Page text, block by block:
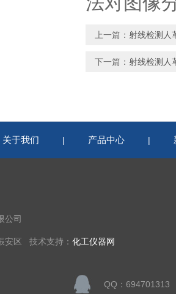
上一篇： 射线检测人
下一篇： 射线检测人
关于我们 | 产品中心 |
公司
安区 技术支持： 化工仪器网
QQ：694701313